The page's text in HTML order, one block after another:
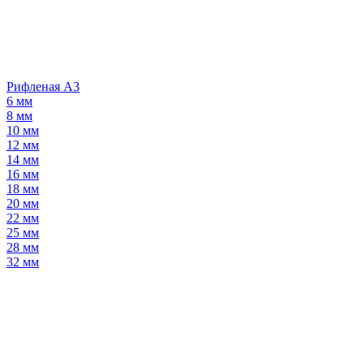
Рифленая А3
6 мм
8 мм
10 мм
12 мм
14 мм
16 мм
18 мм
20 мм
22 мм
25 мм
28 мм
32 мм